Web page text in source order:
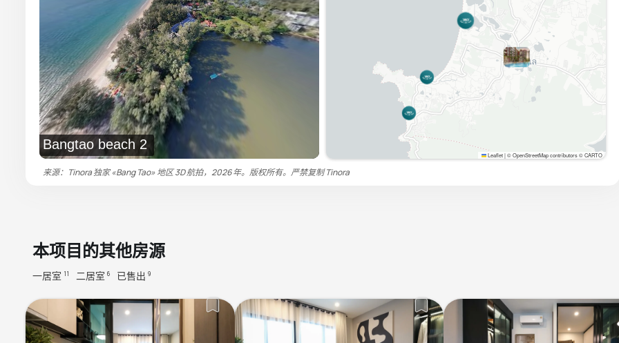
Bangtao beach 2
Leaflet|© OpenStreetMap contributors © CARTO
来源：Tinora 独家 «Bang Tao» 地区 3D 航拍，2026 年。版权所有。严禁复制Tinora
本项目的其他房源
一居室 11 二居室 6 已售出 9